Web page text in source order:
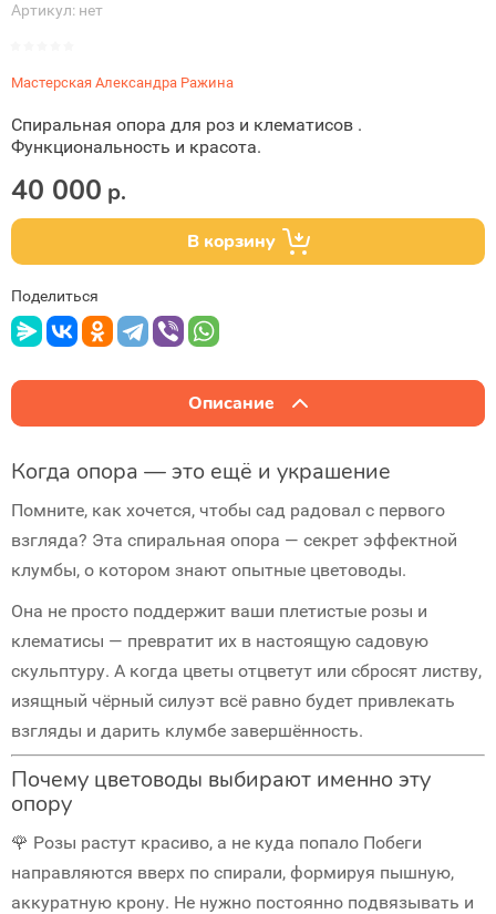
Артикул: нет
Мастерская Александра Ражина
Спиральная опора для роз и клематисов .
Функциональность и красота.
40 000 р.
В корзину
Поделиться
Описание
Когда опора — это ещё и украшение
Помните, как хочется, чтобы сад радовал с первого
взгляда? Эта спиральная опора — секрет эффектной
клумбы, о котором знают опытные цветоводы.
Она не просто поддержит ваши плетистые розы и
клематисы — превратит их в настоящую садовую
скульптуру. А когда цветы отцветут или сбросят листву,
изящный чёрный силуэт всё равно будет привлекать
взгляды и дарить клумбе завершённость.
Почему цветоводы выбирают именно эту
опору
🌹 Розы растут красиво, а не куда попало Побеги
направляются вверх по спирали, формируя пышную,
аккуратную крону. Не нужно постоянно подвязывать и